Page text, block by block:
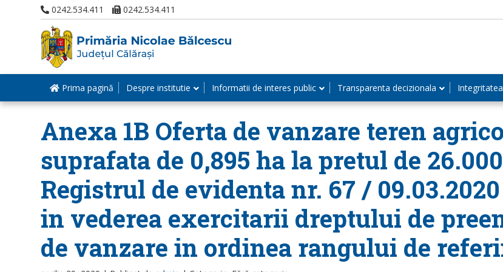
0242.534.411 0242.534.411
Prima pagină Despre institutie Informatii de interes public Transparenta decizionala
Anexa 1B Oferta de vanzare teren
suprafata de 0,895 ha la pretul de
Registrul de evidenta nr. 67 /
in vederea exercitarii dreptului de
de vanzare in ordinea rangului de